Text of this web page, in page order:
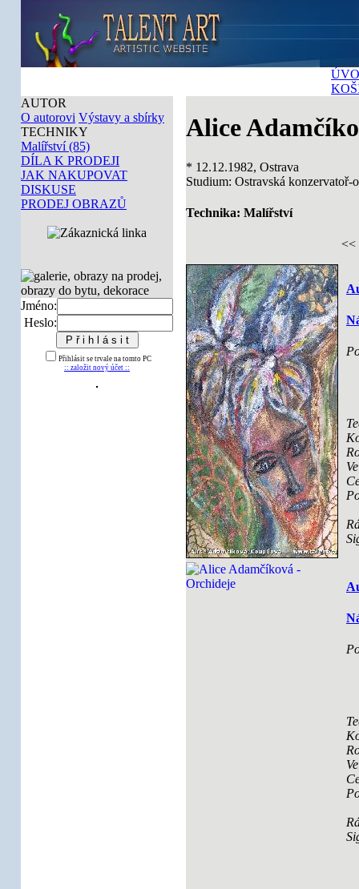
AUTOR
O autorovi Výstavy a sbírky
TECHNIKY
Malířství (85)
DÍLA K PRODEJI
JAK NAKUPOVAT
DISKUSE
PRODEJ OBRAZŮ
Jméno:
Heslo:
Přihlásit se trvale na tomto PC
:: založit nový účet ::
Alice
* 12.12.1982, Ostrava
Studium: Ostravská konzervatoř-
Technika: Malířství
<<